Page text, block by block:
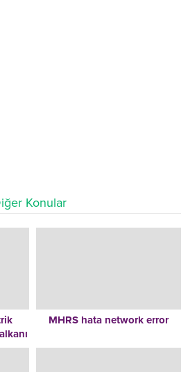
Konular
MHRS hata network error